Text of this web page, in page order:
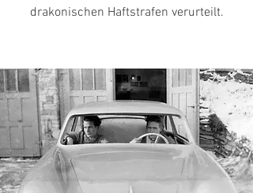
drakonischen Haftstrafen verurteilt.